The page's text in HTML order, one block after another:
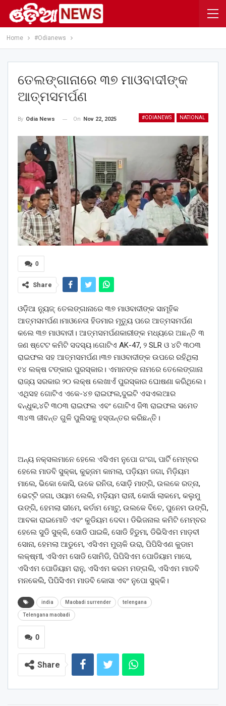
Home #Odianews
ତେଲଙ୍ଗାନାରେ ୩୭ ମାଓବାଦୀଙ୍କ
ଆତ୍ମସମର୍ପଣ
#ODIANEWS NATIONAL
By Odia News On Nov 22, 2025
0
Share
ଓଡ଼ିଆ ନ୍ୟୁଜ୍: ତେଲଙ୍ଗାନାରେ ୩୭ ମାଓବାଦୀଙ୍କ ସାମୂହିକ
ଆତ୍ମସମର୍ପଣ।ମାଓନେତା ହିଡମାର ମୃତ୍ୟୁ ପରେ ଆତ୍ମସମର୍ପଣ
କଲେ ୩୭ ମାଓବାଦୀ। ଆତ୍ମସମର୍ପଣକାରୀଙ୍କ ମଧ୍ୟରେ ଅଛନ୍ତି ୩
ଜଣ ଷ୍ଟେଟ କମିଟି ସଦସ୍ୟ।ଗୋଟିଏ AK-47, ୨ SLR ଓ ୪ଟି ୩୦୩
ରାଇଫଲ ସହ ଆତ୍ମସମର୍ପଣ।୩୭ ମାଓବାଦୀଙ୍କ ଉପରେ ରହିଥିଲା
୧୪ ଲକ୍ଷ ଟଙ୍କାର ପୁରସ୍କାର। ଏମାନଙ୍କ ନାମରେ ତେଲେଙ୍ଗାନା
ରାଜ୍ୟ ସରକାର ୨୦ ଲକ୍ଷ ଲେଖାଏଁ ପୁରସ୍କାର ଘୋଷଣା କରିଥିଲେ।
ଏଥିସହ ଗୋଟିଏ ଏକେ-୪୭ ରାଇଫଲ,ଦୁଇଟି ଏସଏଲଆର
ବନ୍ଧୁକ,୪ଟି ୩୦୩ ରାଇଫଲ ଏବଂ ଗୋଟିଏ ଜି୩ ରାଇଫଲ ସମେତ
୩୪୩ ଜୀବନ୍ତ ଗୁଳି ପୁଲିସକୁ ହସ୍ତାନ୍ତର କରିଛନ୍ତି।
ଅନ୍ୟ ନକ୍ସଲମାନେ ହେଲେ ଏସିଏମ ନୁପୋ ଗଂଗା, ପାର୍ଟି ମେମ୍ବର
ହେଲେ ମାଡବି ସୁକ୍କା, କୁଢ୍ଜମ କାମଲା, ପଡ଼ିୟମ ଜଗା, ମିଡ଼ିୟମ
ମାଲେ, ଭିକୋ କୋସି, ଉକେ ରନିତା, ସୋଡ଼ି ମାଙ୍ଗି, ଉଲକେ ରତ୍ନା,
ଭେଟ୍ଟି ଜଗା, ଓୟାମ ଲେଲି, ମଡ଼ିୟମ ରାନୀ, କୋର୍ସା ଲାକମେ, କଲୁମୁ
ଉଙ୍ଗି, ହେମଲା ଭୀମେ, କର୍ତାମ ମୋଟୁ, ଉଲକେ ବିଚେ, ପୁନେମ ଉଙ୍ଗି,
ଆବକା ରାଇମୋତି ଏବଂ କୁଡିୟମ ଦେବା। ଡିଭିଜନାଲ କମିଟି ମେମ୍ବର
ହେଲେ ସୁଡି ସୁକ୍କି, ସୋଡି ପାଇକି, ସୋଡି ହିଡୁମା, ଡିଭିସିଏମ ମାଡ଼ବୀ
ସୋନା, ହେମଲା ଆଡୁମେ, ଏସିଏମ ମୁଚାକି ଉରା, ପିପିସିଏଣ କୁଡାମ
ଲକ୍ଷ୍ମୀ, ଏସିଏମ ସୋଡି ସୋମିଡି, ପିପିସିଏମ ପୋଡିୟାମ ମାସେ,
ଏସିଏମ ପୋଡିୟାମ ରାନୁ, ଏସିଏମ କରମ ମଙ୍ଗଲି, ଏସିଏମ ମାଡବି
ମନକେଲି, ପିପିସିଏମ ମାଡବି କୋସା ଏବଂ ନୁପୋ ସୁକ୍କି।
india Maobadi surrender telengana
Telengana maobadi
0
Share